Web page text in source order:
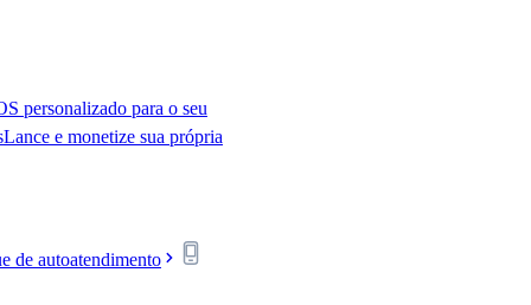
personalizado para o seu
Lance e monetize sua própria
de autoatendimento